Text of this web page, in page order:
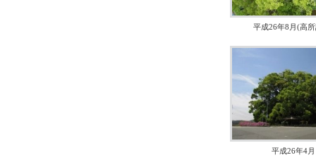
平成26年8月(高
平成26年4月